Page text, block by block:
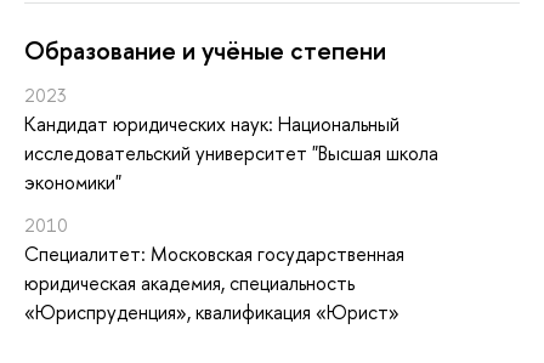
Oбразование и учёные степени
2023
Кандидат юридических наук: Национальный
исследовательский университет "Высшая школа
экономики"
2010
Специалитет: Московская государственная
юридическая академия, специальность
«Юриспруденция», квалификация «Юрист»